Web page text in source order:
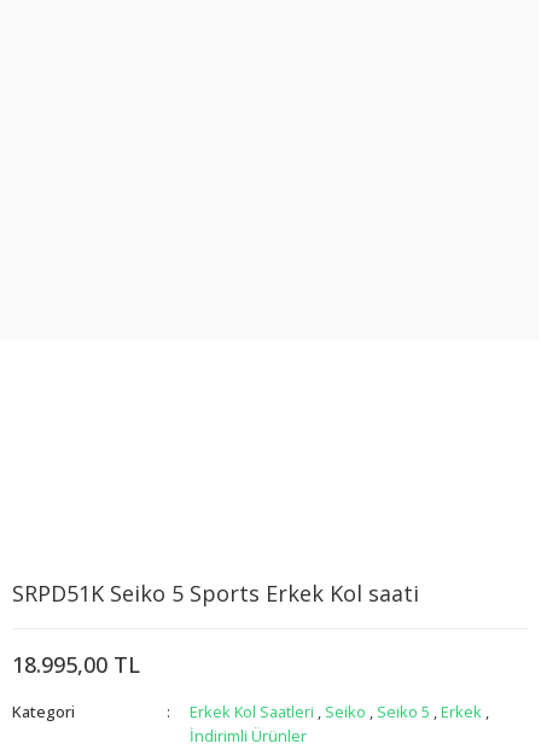
SRPD51K Seiko 5 Sports Erkek Kol saati
18.995,00 TL
Kategori Erkek Kol Saatleri , Seiko , Seiko 5 ,Erkek ,
İndirimli Ürünler